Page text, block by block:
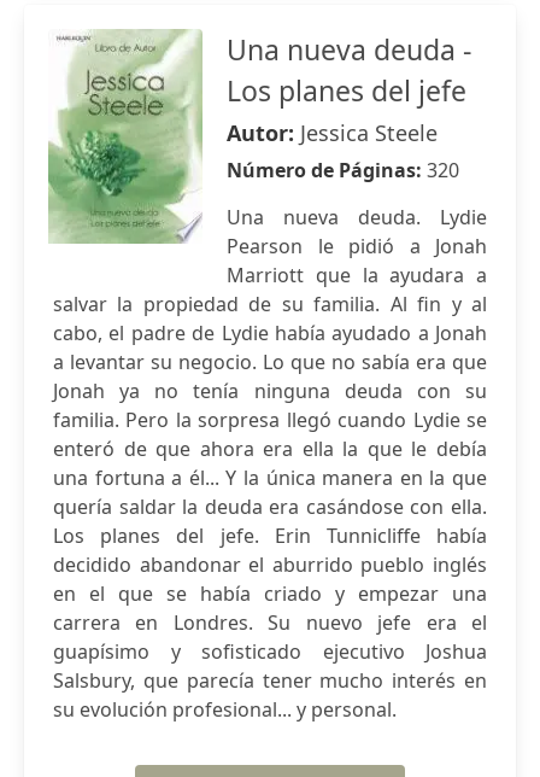
Una nueva deuda -
Los planes del jefe
Autor: Jessica Steele
Número de Páginas: 320
Una nueva deuda. Lydie
Pearson le pidió a Jonah
Marriott que la ayudara a
salvar la propiedad de su familia. Al fin y al
cabo, el padre de Lydie había ayudado a Jonah
a levantar su negocio. Lo que no sabía era que
Jonah ya no tenía ninguna deuda con su
familia. Pero la sorpresa llegó cuando Lydie se
enteró de que ahora era ella la que le debía
una fortuna a él... Y la única manera en la que
quería saldar la deuda era casándose con ella.
Los planes del jefe. Erin Tunnicliffe había
decidido abandonar el aburrido pueblo inglés
en el que se había criado y empezar una
carrera en Londres. Su nuevo jefe era el
guapísimo y sofisticado ejecutivo Joshua
Salsbury, que parecía tener mucho interés en
su evolución profesional... y personal.